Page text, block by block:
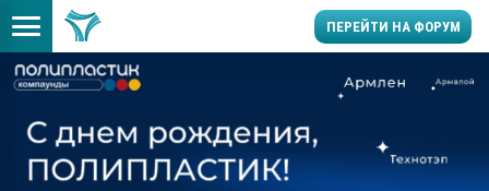
ПЕРЕЙТИ НА ФОРУМ
Вакуум-формовочные